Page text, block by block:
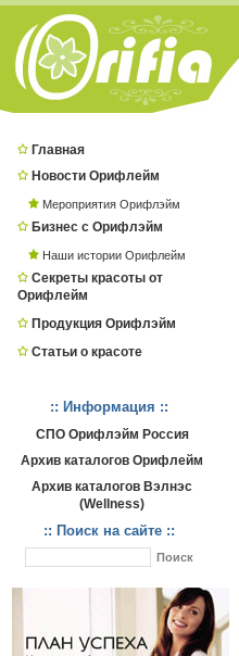
Главная
Новости Орифлейм
Мероприятия Орифлэйм
Бизнес с Орифлэйм
Наши истории Орифлейм
Секреты красоты от
Орифлейм
Продукция Орифлэйм
Статьи о красоте
:: Информация ::
СПО Орифлэйм Россия
Архив каталогов Орифлейм
Архив каталогов Вэлнэс
(Wellness)
:: Поиск на сайте ::